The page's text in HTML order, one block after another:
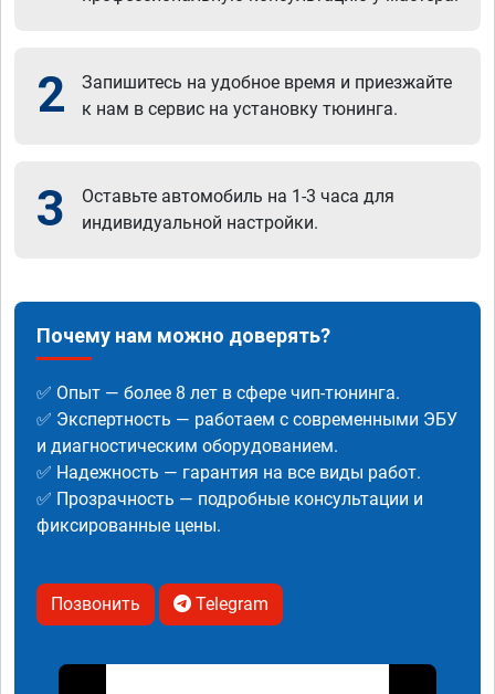
2
Запишитесь на удобное время и приезжайте
к нам в сервис на установку тюнинга.
3
Оставьте автомобиль на 1-3 часа для
индивидуальной настройки.
Почему нам можно доверять?
✅ Опыт — более 8 лет в сфере чип-тюнинга.
✅ Экспертность — работаем с современными ЭБУ
и диагностическим оборудованием.
✅ Надежность — гарантия на все виды работ.
✅ Прозрачность — подробные консультации и
фиксированные цены.
Позвонить Telegram